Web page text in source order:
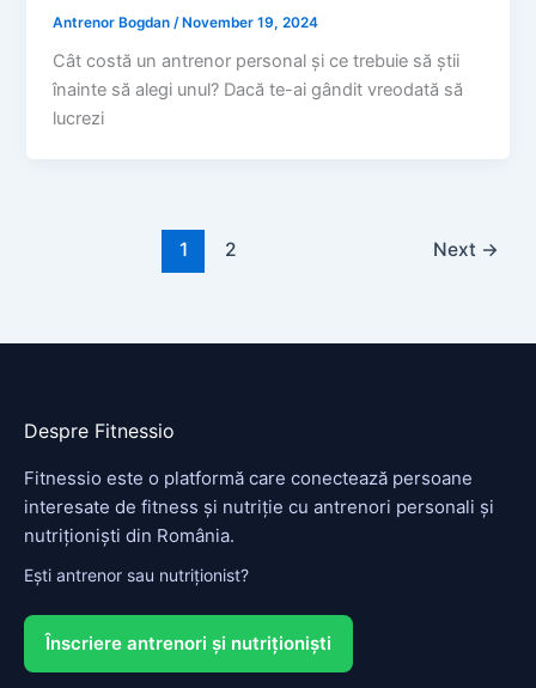
Antrenor Bogdan /November 19, 2024
Cât costă un antrenor personal și ce trebuie să știi
înainte să alegi unul? Dacă te-ai gândit vreodată să
lucrezi
1 2 Next →
Despre Fitnessio
Fitnessio este o platformă care conectează persoane
interesate de fitness și nutriție cu antrenori personali și
nutriționiști din România.
Ești antrenor sau nutriționist?
Înscriere antrenori și nutriționiști